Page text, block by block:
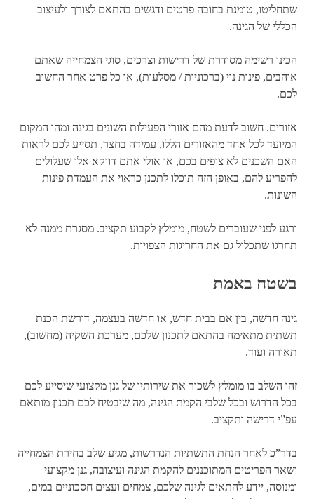
שתחליטו, טומנת בחובה פרטים ודגשים בהתאם לצורך ולעיצוב
הכללי של הגינה.
הכינו רשימה מסודרת של דרישות וצרכים, סוגי הצמחייה שאתם
אוהבים, פינות נוי (ברכוניות / מסלעות), או כל פרט אחר החשוב
לכם.
אזורים. חשוב לדעת מהם אזורי הפעילות השונים בגינה ומהו המקום
המיועד לכל אחד מהאזורים הללו, עמידה בחצר, תסייע לכם לראות
האם השכנים לא צופים בכם, או אולי אתם דווקא אלו שעלולים
להפריע להם, באופן הזה תוכלו לתכנן כראוי את העמדת פינות
השונות.
ורגע לפני שעוברים לשטח, מומלץ לקבוע תקציב. מסגרת ממנה לא
תחרגו שתכלול גם את החריגות הצפויות.
בשטח באמת
גינה חדשה, בין אם בבית חדש, או חדשה בעצמה, דורשת הכנת
תשתית מתאימה בהתאם לתכנון שלכם, מערכת השקיה (מחשוב),
תאורה ועוד.
זהו השלב בו מומלץ לשכור את שירותיו של גנן מקצועי שיסייע לכם
בכל הדרוש ובכל שלבי הקמת הגינה, מה שיבטיח לכם תכנון מותאם
עפ”י דרישה ותקציב.
בדר”כ לאחר הנחת התשתיות הנדרשות, מגיע שלב בחירת הצמחייה
ושאר הפריטים המתוכננים להקמת הגינה ועיצובה, גנן מקצועי
ומנוסה, יידע להתאים לגינה שלכם, צמחים ועצים חסכוניים במים,